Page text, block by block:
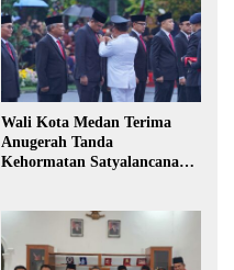
Wali Kota Medan Terima
Anugerah Tanda
Kehormatan Satyalancana